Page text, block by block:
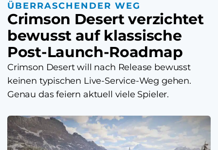
ÜBERRASCHENDER WEG
Crimson Desert verzichtet
bewusst auf klassische
Post-Launch-Roadmap
Crimson Desert will nach Release bewusst
keinen typischen Live-Service-Weg gehen.
Genau das feiern aktuell viele Spieler.